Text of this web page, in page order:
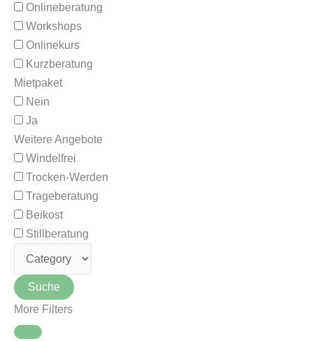
Onlineberatung
Workshops
Onlinekurs
Kurzberatung
Mietpaket
Nein
Ja
Weitere Angebote
Windelfrei
Trocken-Werden
Trageberatung
Beikost
Stillberatung
Suche
More Filters